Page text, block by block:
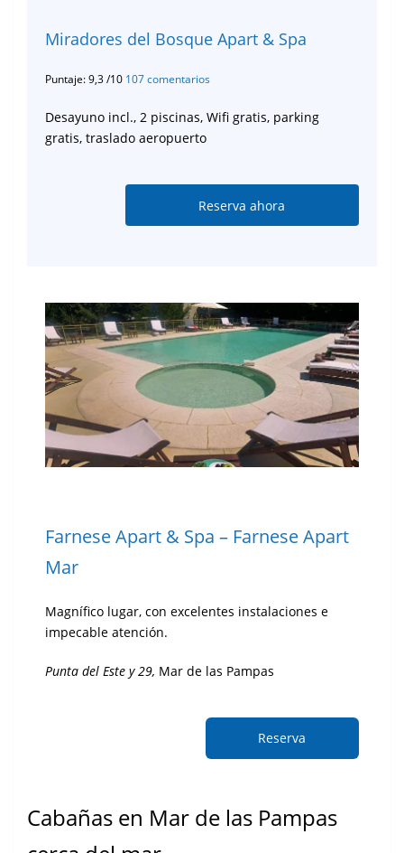
Miradores del Bosque Apart & Spa
Puntaje: 9,3 /10 107 comentarios
Desayuno incl., 2 piscinas, Wifi gratis, parking
gratis, traslado aeropuerto
Reserva ahora
Farnese Apart & Spa – Farnese Apart
Mar
Magnífico lugar, con excelentes instalaciones e
impecable atención.
Punta del Este y 29, Mar de las Pampas
Reserva
Cabañas en Mar de las Pampas